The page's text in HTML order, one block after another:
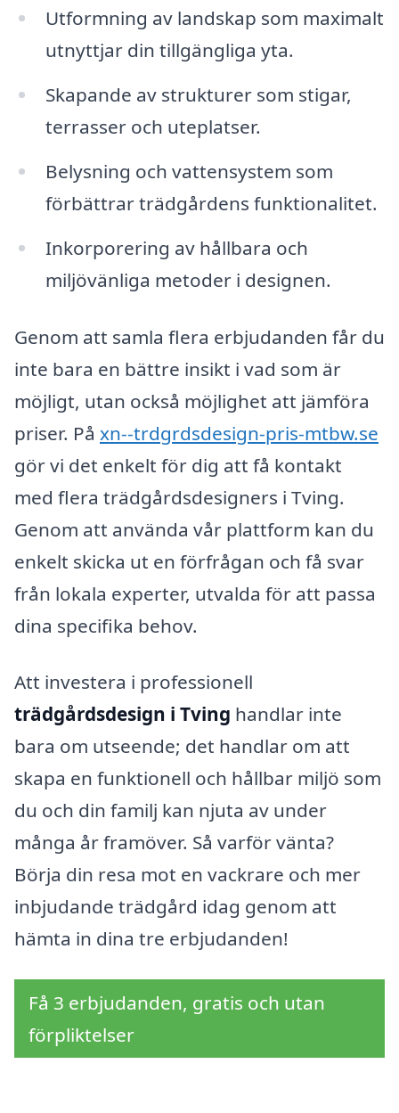
Utformning av landskap som maximalt
utnyttjar din tillgängliga yta.
Skapande av strukturer som stigar,
terrasser och uteplatser.
Belysning och vattensystem som
förbättrar trädgårdens funktionalitet.
Inkorporering av hållbara och
miljövänliga metoder i designen.
Genom att samla flera erbjudanden får du
inte bara en bättre insikt i vad som är
möjligt, utan också möjlighet att jämföra
priser. På xn--trdgrdsdesign-pris-mtbw.se
gör vi det enkelt för dig att få kontakt
med flera trädgårdsdesigners i Tving.
Genom att använda vår plattform kan du
enkelt skicka ut en förfrågan och få svar
från lokala experter, utvalda för att passa
dina specifika behov.
Att investera i professionell
trädgårdsdesign i Tving handlar inte
bara om utseende; det handlar om att
skapa en funktionell och hållbar miljö som
du och din familj kan njuta av under
många år framöver. Så varför vänta?
Börja din resa mot en vackrare och mer
inbjudande trädgård idag genom att
hämta in dina tre erbjudanden!
Få 3 erbjudanden, gratis och utan
förpliktelser